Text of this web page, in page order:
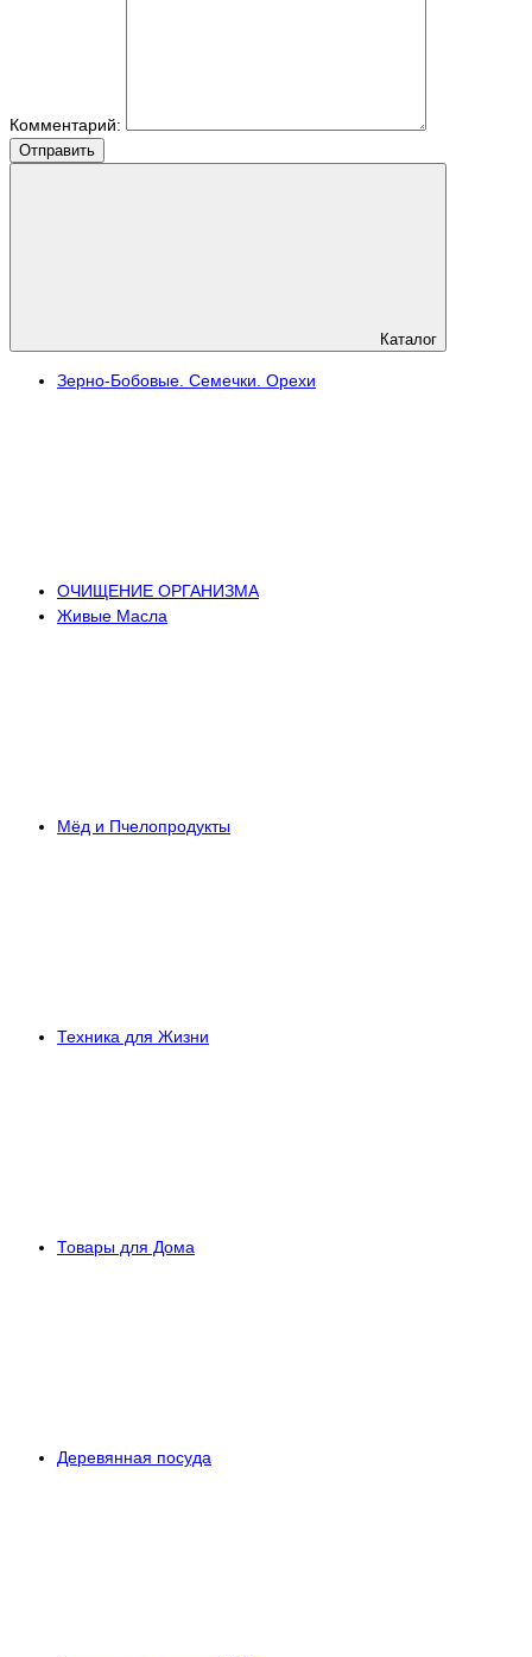
Комментарий:
Отправить
Каталог
Зерно-Бобовые. Семечки. Орехи
ОЧИЩЕНИЕ ОРГАНИЗМА
Живые Масла
Мёд и Пчелопродукты
Техника для Жизни
Товары для Дома
Деревянная посуда